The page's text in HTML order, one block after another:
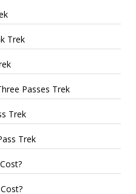
Trek
Passes Trek
Trek
Trek